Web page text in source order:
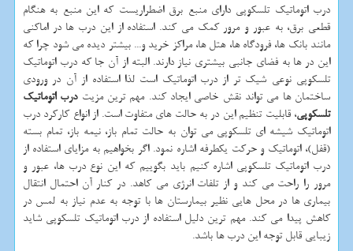
درب اتوماتیک تلسکوپی دارای منبع برق اضطراریست که این منبع به هنگام
قطعی برق، به عبور و مرور کمک می کند. استفاده از این درب ها در اماکنی
مانند بانک ها، فرودگاه ها، هتل ها، مراکز خرید و... بیشتر دیده می شود چرا که
این در ها به فضای جانبی بیشتری نیاز دارند. البته از آن جا که درب اتوماتیک
تلسکوپی نوعی شیک تر از درب اتوماتیک است لذا استفاده از آن در ورودی
ساختمان ها می تواند نقش خاصی ایجاد کند. مهم ترین مزیتدرب اتوماتیک
تلسکوپی، قابلیت تنظیم این در به حالت های متفاوت است. از انواع کارکرد درب
اتوماتیک شیشه ای تلسکوپی می توان به حالت تمام باز، نیمه باز، تمام بسته
(قفل)، اتوماتیک و حرکت یکطرفه اشاره نمود. اگر بخواهیم به مزایای استفاده از
درب اتوماتیک تلسکوپی اشاره کنیم باید بگوییم که این نوع درب ها، عبور و
مرور را راحت می کند و از تلفات انرژی می کاهد. در کنار آن احتمال انتقال
بیماری ها در محل هایی نظیر بیمارستان ها با توجه به عدم نیاز به لمس در
کاهش پیدا می کند. مهم ترین دلیل استفاده از درب اتوماتیک تلسکوپی شاید
زیبایی قابل توجه این درب ها باشد.